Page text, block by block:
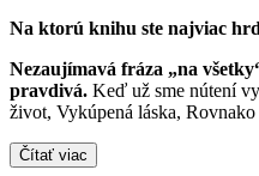
Na ktorú knihu ste najviac
Nezaujímavá fráza „na
pravdivá. Keď už sme nútení
život, Vykúpená láska,
Čítať viac